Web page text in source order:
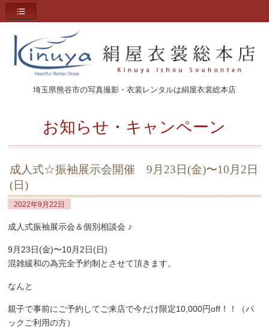
埼玉県熊谷市の写真撮影・衣裳レンタルは絹屋衣裳総本店
お知らせ・キャンペーン
成人式☆振袖展示会開催 9月23日(金)〜10月2日
(日)
2022年9月22日
成人式振袖展示会＆個別相談会 ♪
9月23日(金)〜10月2日(日)
混雑緩和の為完全予約制とさせて頂きます。
なんと
親子で事前にご予約してご来店で今だけ限定10,000円off！！（パ
ックご利用の方）